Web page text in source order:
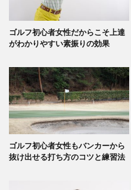
ゴルフ初心者女性だからこそ上達
がわかりやすい素振りの効果
ゴルフ初心者女性もバンカーから
抜け出せる打ち方のコツと練習法